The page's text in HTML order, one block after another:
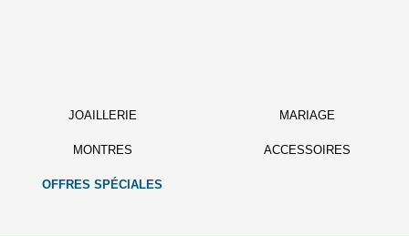
JOAILLERIE MARIAGE
MONTRES ACCESSOIRES
OFFRES SPÉCIALES